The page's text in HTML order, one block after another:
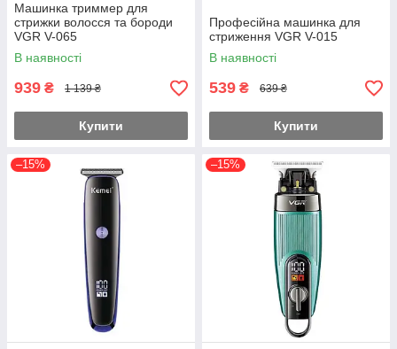
Машинка триммер для
стрижки волосся та бороди
VGR V-065
В наявності
939 ₴ 1 139 ₴
Купити
Професійна машинка для
стриження VGR V-015
В наявності
539 ₴ 639 ₴
Купити
–15% –15%